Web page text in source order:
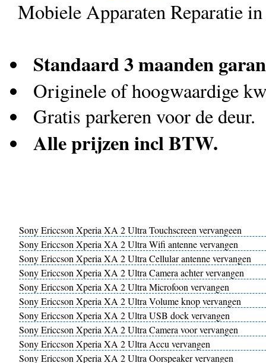
Mobiele Apparaten Reparatie
Standaard 3 maanden
Originele of hoogwaardige
Gratis parkeren voor de deur.
Alle prijzen incl BTW.
Sony Ericcson Xperia XA 2 Ultra Touchscreen vervangeen
Sony Ericcson Xperia XA 2 Ultra Wifi antenne vervangen
Sony Ericcson Xperia XA 2 Ultra Cellular antenne vervangen
Sony Ericcson Xperia XA 2 Ultra Camera achter vervangen
Sony Ericcson Xperia XA 2 Ultra Microfoon vervangen
Sony Ericcson Xperia XA 2 Ultra Volume knop vervangen
Sony Ericcson Xperia XA 2 Ultra USB dock vervangen
Sony Ericcson Xperia XA 2 Ultra Camera voor vervangen
Sony Ericcson Xperia XA 2 Ultra Accu vervangen
Sony Ericcson Xperia XA 2 Ultra Oorspeaker vervangen